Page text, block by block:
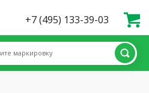
+7 (495) 133-39-03
маркировку